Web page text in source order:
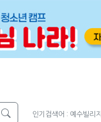
인기검색어 : 예수빌리지